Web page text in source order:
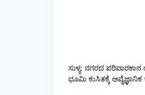
ಸುಳ್ಯ: ನಗರದ
ಭೂಮಿ ಕುಸಿತಕ್ಕೆ